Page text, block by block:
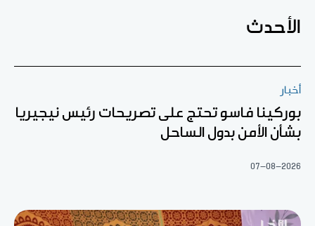
الأحدث
أخبار
بوركينا فاسو تحتج على تصريحات رئيس نيجيريا
بشأن الأمن بدول الساحل
07-08-2026